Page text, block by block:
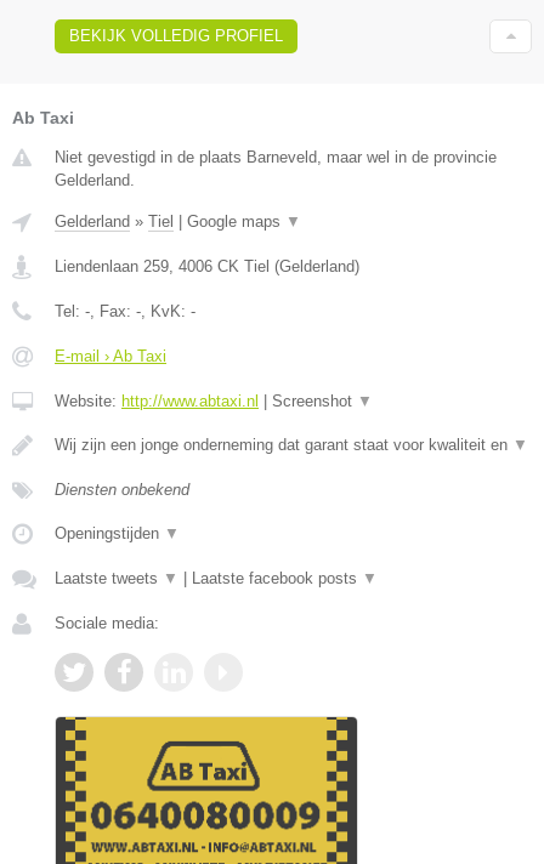
BEKIJK VOLLEDIG PROFIEL
Ab Taxi
Niet gevestigd in de plaats Barneveld, maar wel in de provincie
Gelderland.
Gelderland » Tiel Google maps ▼
Liendenlaan 259, 4006 CK Tiel (Gelderland)
Tel: -, Fax: -, KvK: -
E-mail › Ab Taxi
Website: http://www.abtaxi.nl Screenshot ▼
Wij zijn een jonge onderneming dat garant staat voor kwaliteit en ▼
Diensten onbekend
Openingstijden ▼
Laatste tweets ▼ Laatste facebook posts ▼
Sociale media: